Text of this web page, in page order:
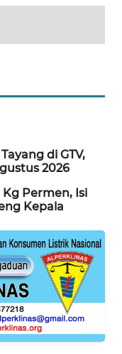
di GTV,
2026
Permen, Isi
Kepala